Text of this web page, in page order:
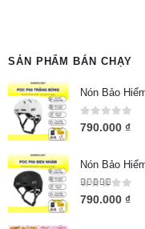
SẢN PHẨM BÁN CHẠY
Nón Bảo
0out of 5
790.000 ₫
Nón Bảo
5.00 out of 5
790.000 ₫